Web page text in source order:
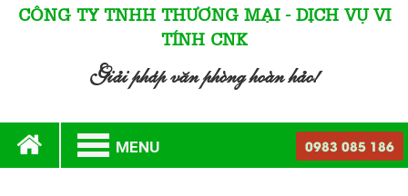
CÔNG TY TNHH THƯƠNG MẠI - DỊCH VỤ VI
TÍNH CNK
Giải pháp văn phòng hoàn hảo!
0983 085 186
MENU